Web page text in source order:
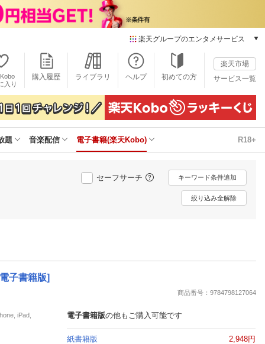
楽天グループのエンタメサービス
本/ゲーム/CD/DVD
楽天ブックス
電子書籍
楽天Kobo
雑誌読み放題
楽天ミュージック
動画配信
楽天TV
動画配信ガイド
推し楽
入り
購入履歴 ライブラリ ヘルプ 初めての方
楽天市場
サービス一覧
題 音楽配信 電子書籍(楽天Kobo) R18+
セーフサーチ キーワード条件追加
絞り込み全解除
子書籍版]
商品番号：9784798127064
iPad, 電子書籍版の他もご購入可能です
紙書籍版 2,948円